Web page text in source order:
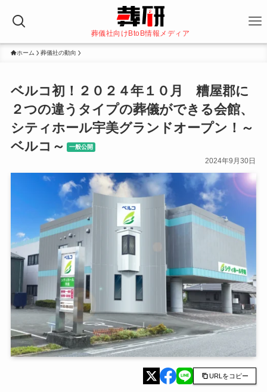
葬儀社向けBtoB情報メディア
ホーム 葬儀社の動向
ベルコ初！２０２４年１０月 糟屋郡に
２つの違うタイプの葬儀ができる会館、
シティホール宇美グランドオープン！～
ベルコ～
一般公開
2024年9月30日
URLをコピー